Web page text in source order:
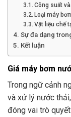
Công suất
Loại máy
Vật liệu chế
Sự đa dạng
Kết luận
Giá máy bơm
Trong ngữ cảnh
và xử lý nước thải,
đóng vai trò